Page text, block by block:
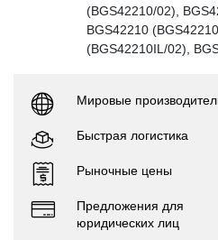
(BGS42210/02),
BGS42210
(BGS42210IL/02),
Мировые
Быстрая логистика
Рыночные цены
Предложения для
юридических лиц